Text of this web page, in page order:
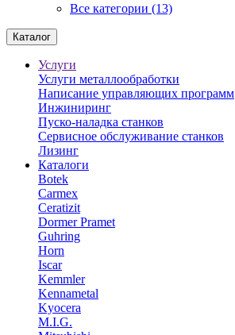
Все категории (13)
Каталог
Услуги
Услуги металлообработки
Написание управляющих программ
Инжиниринг
Пуско-наладка станков
Сервисное обслуживание станков
Лизинг
Каталоги
Botek
Carmex
Ceratizit
Dormer Pramet
Guhring
Horn
Iscar
Kemmler
Kennametal
Kyocera
M.I.G.